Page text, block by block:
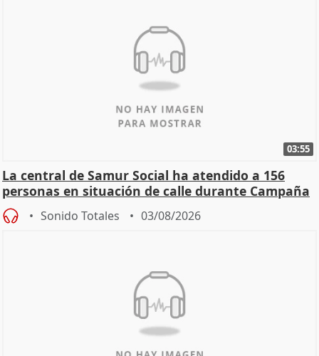
03:55
La central de Samur Social ha atendido a 156
personas en situación de calle durante Campaña
de Calor
Sonido Totales 03/08/2026